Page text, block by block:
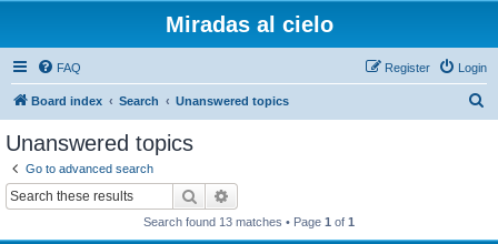
Miradas al cielo
FAQ Login
Register
Board index Search Unanswered topics
Unanswered topics
Go to advanced search
Search
Search found 13 matches • Page 1 of 1